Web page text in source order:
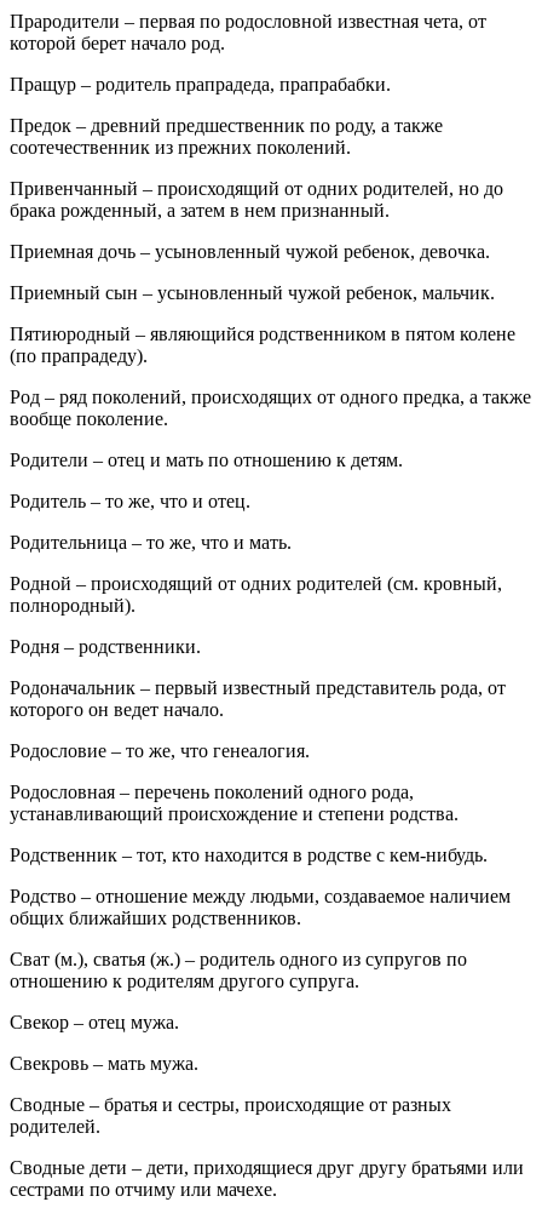
Прародители – первая по родословной известная чета, от
которой берет начало род.
Пращур – родитель прапрадеда, прапрабабки.
Предок – древний предшественник по роду, а также
соотечественник из прежних поколений.
Привенчанный – происходящий от одних родителей, но до
брака рожденный, а затем в нем признанный.
Приемная дочь – усыновленный чужой ребенок, девочка.
Приемный сын – усыновленный чужой ребенок, мальчик.
Пятиюродный – являющийся родственником в пятом колене
(по прапрадеду).
Род – ряд поколений, происходящих от одного предка, а также
вообще поколение.
Родители – отец и мать по отношению к детям.
Родитель – то же, что и отец.
Родительница – то же, что и мать.
Родной – происходящий от одних родителей (см. кровный,
полнородный).
Родня – родственники.
Родоначальник – первый известный представитель рода, от
которого он ведет начало.
Родословие – то же, что генеалогия.
Родословная – перечень поколений одного рода,
устанавливающий происхождение и степени родства.
Родственник – тот, кто находится в родстве с кем-нибудь.
Родство – отношение между людьми, создаваемое наличием
общих ближайших родственников.
Сват (м.), сватья (ж.) – родитель одного из супругов по
отношению к родителям другого супруга.
Свекор – отец мужа.
Свекровь – мать мужа.
Сводные – братья и сестры, происходящие от разных
родителей.
Сводные дети – дети, приходящиеся друг другу братьями или
сестрами по отчиму или мачехе.